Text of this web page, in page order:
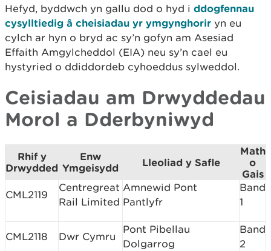
Hefyd, byddwch yn gallu dod o hyd i ddogfennau
cysylltiedig â cheisiadau yr ymgynghorir yn eu
cylch ar hyn o bryd ac sy’n gofyn am Asesiad
Effaith Amgylcheddol (EIA) neu sy’n cael eu
hystyried o ddiddordeb cyhoeddus sylweddol.
Ceisiadau am Drwyddedau
Morol a Dderbyniwyd
Rhif y
Drwydded
Enw
Ymgeisydd
Lleoliad y Safle
Math
o
Gais
CML2119
Centregreat
Rail Limited
Amnewid Pont
Pantlyfr
Band
1
CML2118 Dwr Cymru
Pont Pibellau
Dolgarrog
Band
2